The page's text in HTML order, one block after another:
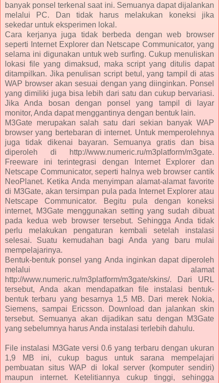
banyak ponsel terkenal saat ini. Semuanya dapat dijalankan
melalui PC. Dan tidak harus melakukan koneksi jika
sekedar untuk eksperimen lokal.
Cara kerjanya juga tidak berbeda dengan web browser
seperti Internet Explorer dan Netscape Communicator, yang
selama ini digunakan untuk web surfing. Cukup menuliskan
lokasi file yang dimaksud, maka script yang ditulis dapat
ditampilkan. Jika penulisan script betul, yang tampil di atas
WAP browser akan sesuai dengan yang diinginkan. Ponsel
yang dimiliki juga bisa lebih dari satu dan cukup bervariasi.
Jika Anda bosan dengan ponsel yang tampil di layar
monitor, Anda dapat menggantinya dengan bentuk lain.
M3Gate merupakan salah satu dari sekian banyak WAP
browser yang bertebaran di internet. Untuk memperolehnya
juga tidak dikenai bayaran. Semuanya gratis dan bisa
diperoleh di http://www.numeric.ru/m3platform/m3gate.
Freeware ini terintegrasi dengan Internet Explorer dan
Netscape Communicator, seperti halnya web browser cantik
NeoPlanet. Ketika Anda menyimpan alamat-alamat favorite
di M3Gate, akan tersimpan pula pada Internet Explorer atau
Netscape Communicator. Begitu pula dengan koneksi
internet, M3Gate menggunakan setting yang sudah dibuat
pada kedua web browser tersebut. Sehingga Anda tidak
perlu melakukan pengaturan kembali setelah instalasi
selesai. Suatu kemudahan bagi Anda yang baru mulai
mempelajarinya.
Bentuk-bentuk ponsel yang Anda inginkan dapat diperoleh
melalui alamat
http://www.numeric.ru/m3platform/m3gate/skins/. Dari URL
tersebut, Anda akan mendapatkan file instalasi bentuk-
bentuk terbaru yang besarnya 1,5 MB. Dari merek Nokia,
Siemens, sampai Ericsson. Download dan jalankan skin
tersebut. Semuanya akan dijadikan satu dengan M3Gate
yang sebelumnya harus Anda instalasi terlebih dahulu.
File instalasi M3Gate versi 0.6 yang terbaru dengan ukuran
1,9 MB ini, cukup bagus untuk sarana mempelajari
pembuatan situs WAP di lokal server (komputer sendiri)
maupun internet. Ketelitiannya cukup tinggi, sehingga